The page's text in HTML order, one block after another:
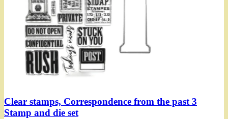
Clear stamps, Correspondence from the past 3
Stamp and die set